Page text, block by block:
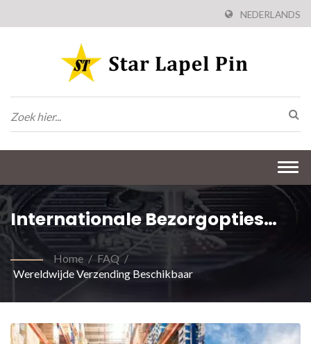
NEDERLANDS
Internationale Bezorgopties
Voor Jou
Home / FAQ /
Wereldwijde Verzending Beschikbaar